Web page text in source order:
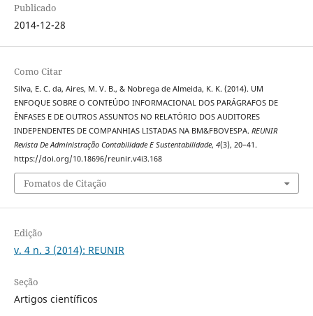
Publicado
2014-12-28
Como Citar
Silva, E. C. da, Aires, M. V. B., & Nobrega de Almeida, K. K. (2014). UM
ENFOQUE SOBRE O CONTEÚDO INFORMACIONAL DOS PARÁGRAFOS DE
ÊNFASES E DE OUTROS ASSUNTOS NO RELATÓRIO DOS AUDITORES
INDEPENDENTES DE COMPANHIAS LISTADAS NA BM&FBOVESPA. REUNIR
Revista De Administração Contabilidade E Sustentabilidade, 4(3), 20–41.
https://doi.org/10.18696/reunir.v4i3.168
Fomatos de Citação
Edição
v. 4 n. 3 (2014): REUNIR
Seção
Artigos científicos